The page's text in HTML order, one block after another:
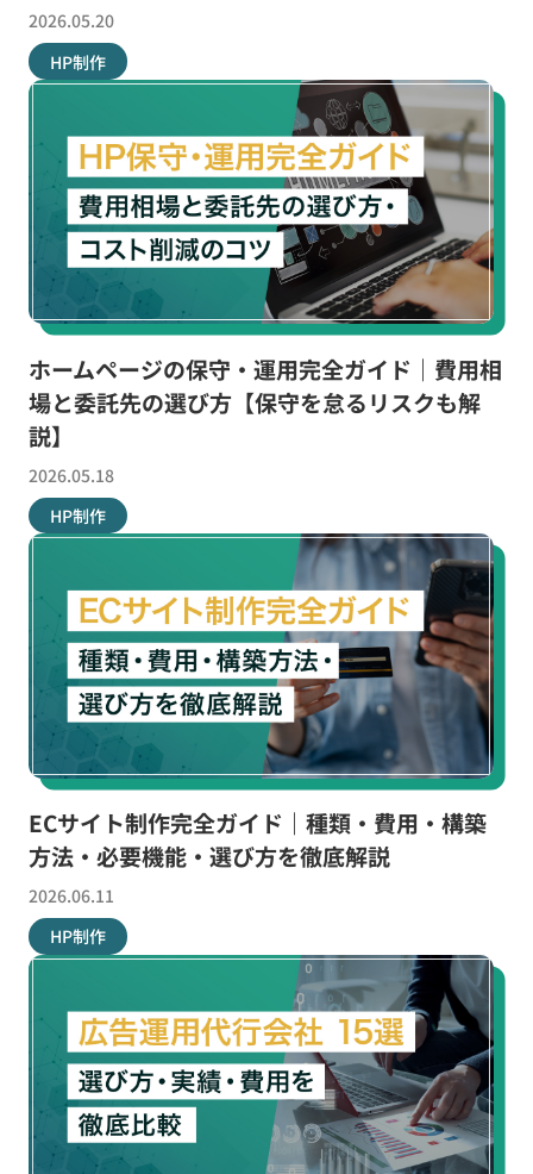
2026.05.20
HP制作
ホームページの保守・運用完全ガイド｜費用相
場と委託先の選び方【保守を怠るリスクも解
説】
2026.05.18
HP制作
ECサイト制作完全ガイド｜種類・費用・構築
方法・必要機能・選び方を徹底解説
2026.06.11
HP制作